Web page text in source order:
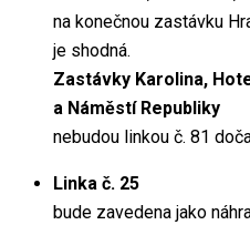
na konečnou zastávku
je shodná.
Zastávky Karolina,
a Náměstí Republiky
nebudou linkou č. 81
Linka č. 25
bude zavedena jako